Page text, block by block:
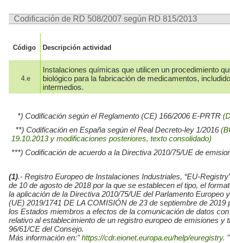
Codificación de RD 508/2007 según RD 815/2013
Código Descripción actividad
4.e
Instalaciones químicas que utilicen un procedimiento
biológico para la fabricación de medicamentos,
intermedios.
*) Codificación según el Reglamento (CE) 166/2006 E-PRTR
**) Codificación en España según el Real Decreto-ley 1/2016
19.10.2013 y modificaciones posteriores, texto consolidado)
***) Codificación de acuerdo a la Directiva 2010/75/UE de
(1).- Registro Europeo de Instalaciones Industriales, “EU-
de 10 de agosto de 2018 por la que se establecen el tipo, el
la aplicación de la Directiva 2010/75/UE del Parlamento
(UE) 2019/1741 DE LA COMISIÓN de 23 de septiembre de
los Estados miembros a efectos de la comunicación de datos
relativo al establecimiento de un registro europeo de emisiones
96/61/CE del Consejo.
Más información en:"https://cdr.eionet.europa.eu/help/euregistry. "